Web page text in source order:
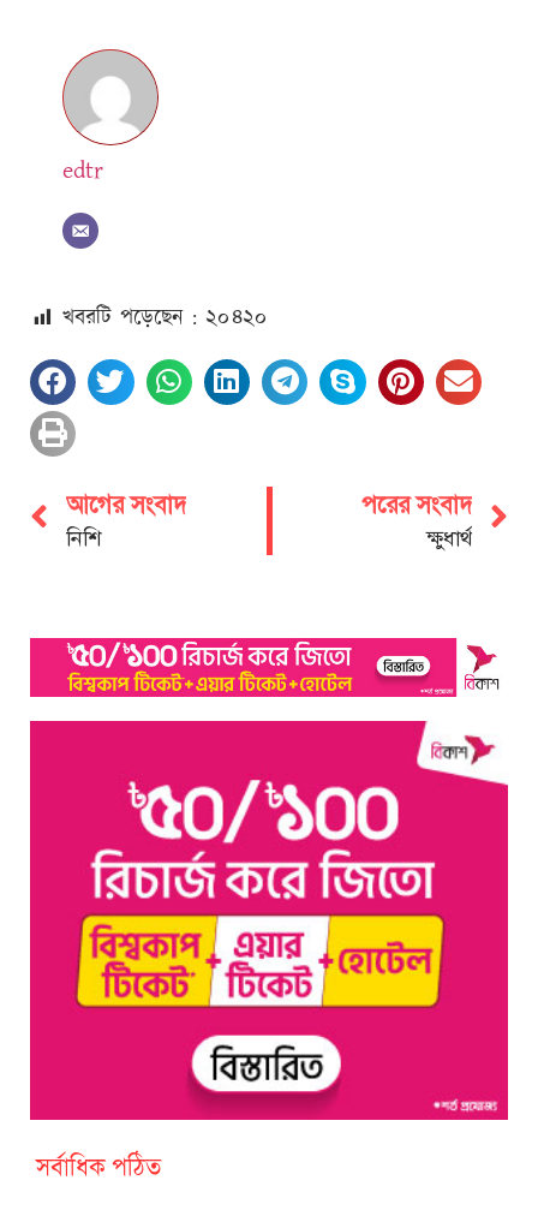
edtr
খবরটি পড়েছেন : ২০৪২০
আগের সংবাদ
নিশি
পরের সংবাদ
ক্ষুধার্থ
সর্বাধিক পঠিত